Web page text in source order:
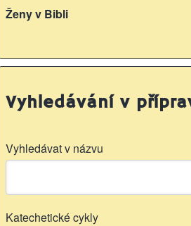
Ženy v Bibli
Vyhledávání v
Vyhledávat v názvu
Katechetické cykly